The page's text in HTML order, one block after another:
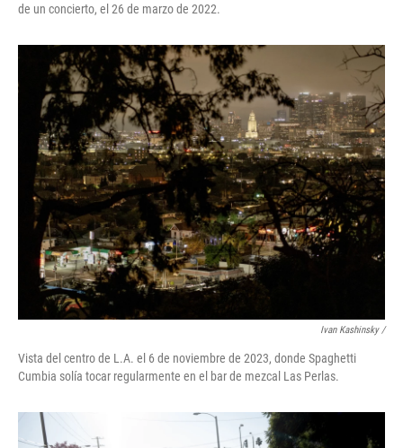
de un concierto, el 26 de marzo de 2022.
Ivan Kashinsky /
Vista del centro de L.A. el 6 de noviembre de 2023, donde Spaghetti
Cumbia solía tocar regularmente en el bar de mezcal Las Perlas.